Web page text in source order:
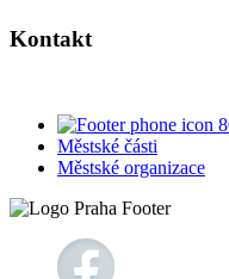
Kontakt
Městské části
Městské organizace